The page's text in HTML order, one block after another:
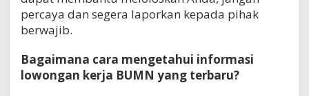
percaya dan segera laporkan kepada pihak
berwajib.
Bagaimana cara mengetahui informasi
lowongan kerja BUMN yang terbaru?